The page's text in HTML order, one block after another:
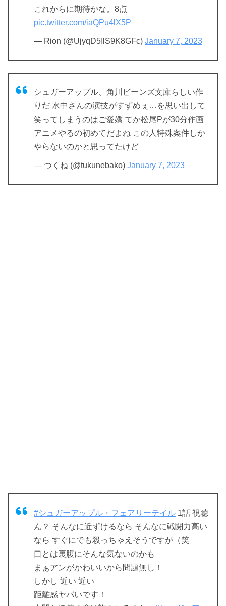
これからに期待かな。8点
pic.twitter.com/iaQPu4lX5P
— Rion (@UjyqD5IlS9K8GFc) January 7, 2023
シュガーアップル、角川ビーンズ文庫らしい作
りだ 水中さんの演技がすずめぇ…を思い出して
笑ってしまうのはご愛嬌 てか松尾Pが30分作画
アニメやるの初めてだよね この人特殊案件しか
やらないのかと思ってたけど
— つくね (@tukunebako) January 7, 2023
#シュガーアップル・フェアリーテイル 1話 視聴
ん？ そんなに近ずけるなら そんなに戦闘力高い
なら すぐにでも殺っちゃえそうですが（笑
口とは裏腹にそんな気ないのかも
まぁアンがかわいいから問題無し！
しかし 近い 近い
距離感ヤバいです！